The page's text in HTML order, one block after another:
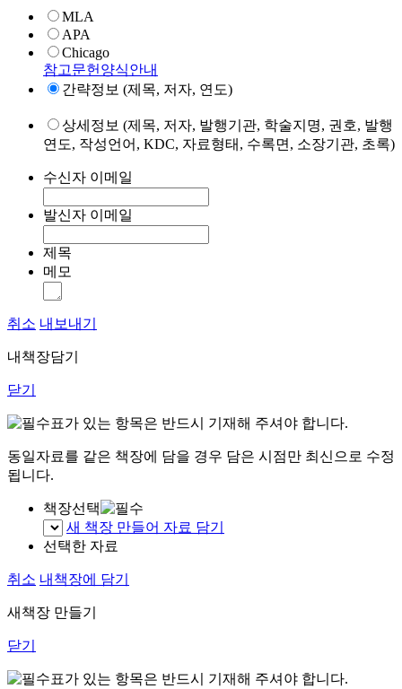
MLA
APA
Chicago
참고문헌양식안내
간략정보 (제목, 저자, 연도)
상세정보 (제목, 저자, 발행기관, 학술지명, 권호, 발행
연도, 작성언어, KDC, 자료형태, 수록면, 소장기관, 초록)
수신자 이메일
발신자 이메일
제목
메모
취소 내보내기
내책장담기
닫기
표가 있는 항목은 반드시 기재해 주셔야 합니다.
동일자료를 같은 책장에 담을 경우 담은 시점만 최신으로 수정
됩니다.
책장선택
새 책장 만들어 자료 담기
선택한 자료
취소 내책장에 담기
새책장 만들기
닫기
표가 있는 항목은 반드시 기재해 주셔야 합니다.